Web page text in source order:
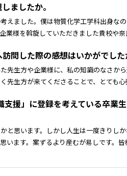
ましたか。
えました。僕は物質化学工学科出身な
業様を斡旋していただきました貴校や奈
問した際の感想はいかがでした
先生方や企業様に、私の知識のなさか
生方が来てくださることで、とても心
援」に登録を考えている卒業
と思います。しかし人生は一度きりし
います。案ずるより産むが易しです。